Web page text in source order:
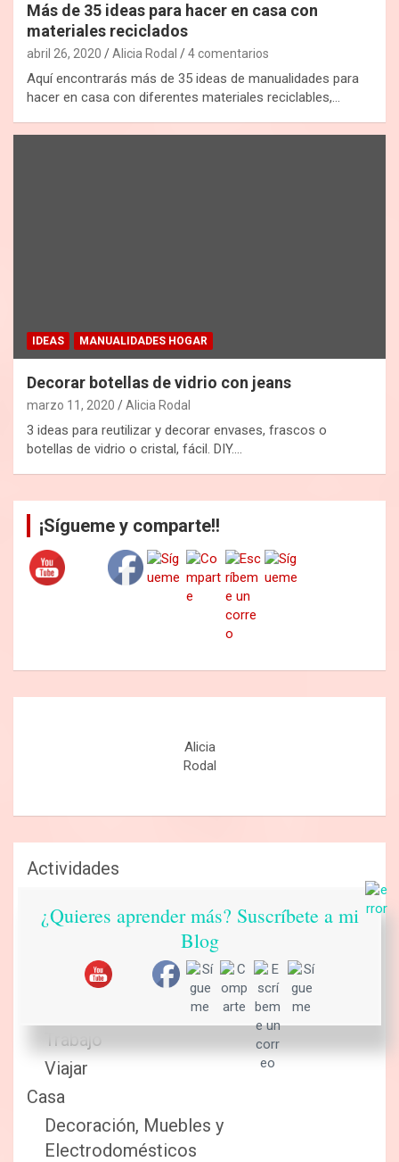
Más de 35 ideas para hacer en casa con
materiales reciclados
abril 26, 2020 Alicia Rodal 4 comentarios
Aquí encontrarás más de 35 ideas de manualidades para
hacer en casa con diferentes materiales reciclables,…
IDEAS MANUALIDADES HOGAR
Decorar botellas de vidrio con jeans
marzo 11, 2020 Alicia Rodal
3 ideas para reutilizar y decorar envases, frascos o
botellas de vidrio o cristal, fácil. DIY.…
¡Sígueme y comparte!!
Alicia
Rodal
Actividades
Fiestas
Mascotas y Animales
Trabajo
Viajar
Casa
Decoración, Muebles y
Electrodomésticos
¿Quieres aprender más? Suscríbete a mi
Blog